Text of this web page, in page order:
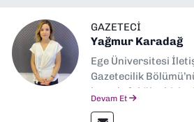
GAZETECI
Yağmur Karadağ
Ege Üniversitesi
Gazetecilik
hem de fakülte
Devam Et